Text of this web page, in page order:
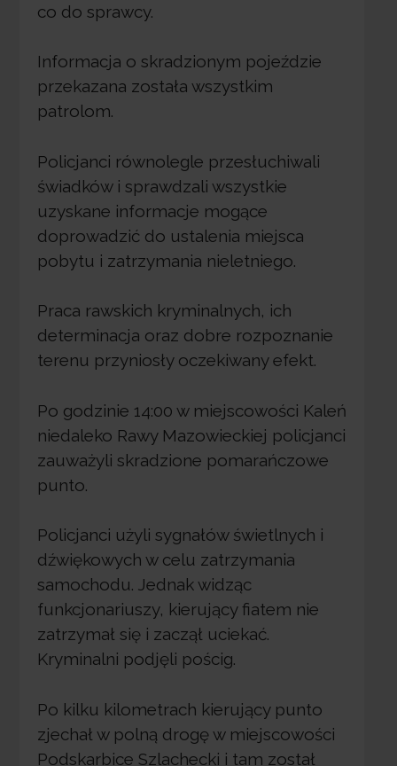
co do sprawcy.
Informacja o skradzionym pojeździe
przekazana została wszystkim
patrolom.
Policjanci równolegle przesłuchiwali
świadków i sprawdzali wszystkie
uzyskane informacje mogące
doprowadzić do ustalenia miejsca
pobytu i zatrzymania nieletniego.
Praca rawskich kryminalnych, ich
determinacja oraz dobre rozpoznanie
terenu przyniosły oczekiwany efekt.
Po godzinie 14:00 w miejscowości Kaleń
niedaleko Rawy Mazowieckiej policjanci
zauważyli skradzione pomarańczowe
punto.
Policjanci użyli sygnałów świetlnych i
dźwiękowych w celu zatrzymania
samochodu. Jednak widząc
funkcjonariuszy, kierujący fiatem nie
zatrzymał się i zaczął uciekać.
Kryminalni podjęli pościg.
Po kilku kilometrach kierujący punto
zjechał w polną drogę w miejscowości
Podskarbice Szlachecki i tam został